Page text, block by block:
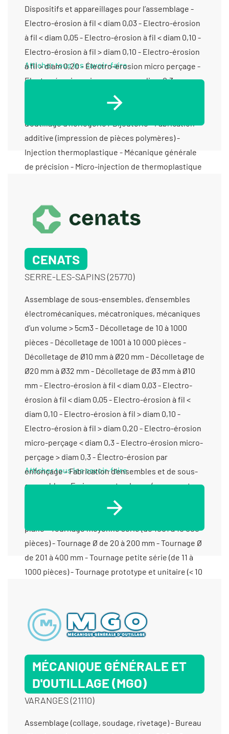
Dispositifs et appareillages pour l’assemblage -
Electro-érosion à fil < diam 0,03 - Electro-érosion
à fil < diam 0,05 - Electro-érosion à fil < diam 0,10 -
Electro-érosion à fil > diam 0,10 - Electro-érosion
à fil > diam 0,20 - Électro-érosion micro perçage -
Electro-érosion micro-perçage < diam 0,3 -
Electro-érosion micro-perçage > diam 0,3 -
Électro-érosion par enfonçage - Fabricant
d’outillage d’horlogerie / Bijouterie - Fabrication
additive (impression de pièces polymères) -
Injection thermoplastique - Mécanique générale
de précision - Micro-injection de thermoplastique
Rectification cylindrique inter - Rectification
plane - Surmoulage - Système robot vision
Afficher tous les savoir-faire
CENATS
SERRE-LES-SAPINS (25770)
Assemblage de sous-ensembles, d’ensembles électromécaniques, mécatroniques, mécaniques d’un volume > 5cm3 - Décolletage de 10 à 1000 pièces - Décolletage de 1001 à 10 000 pièces - Décolletage de Ø10 mm à Ø20 mm - Décolletage de Ø20 mm à Ø32 mm - Décolletage de Ø3 mm à Ø10 mm - Electro-érosion à fil < diam 0,03 - Electro-érosion à fil < diam 0,05 - Electro-érosion à fil < diam 0,10 - Electro-érosion à fil > diam 0,10 - Electro-érosion à fil > diam 0,20 - Electro-érosion micro-perçage < diam 0,3 - Electro-érosion micro-perçage > diam 0,3 - Électro-érosion par enfonçage - Fabrication d’ensembles et de sous-ensembles - Fraisage proto - Laser (gravure et marquage) - Mécanique générale de précision - Parachèvement (finition de bords) - Rectification plane - Tournage moyenne série (de 1001 à 10 000 pièces) - Tournage Ø de 20 à 200 mm - Tournage Ø de 201 à 400 mm - Tournage petite série (de 11 à 1000 pièces) - Tournage prototype et unitaire (< 10 pièces) - Usinage / 3 axes / moyenne série (de 1001 à 10 000 pièces) > 1000 cm3 - Usinage / 3 axes / moyenne série (de 1001 à 10 000 pièces) entre 350 cm3 et 1000 cm3 - Usinage / 3 axes /petite série (de 10 à 1000 pièces) < 350 cm3 - Usinage / 3 axes /petite série (de 10 à 1000 pièces) > 1000 cm3 - Usinage / 3 axes /petite série (de 10 à 1000 pièces) entre 350 cm3 et 1000 cm3 - Usinage / 3 axes /prototype et unitaire (< 10 pièces) < 350 cm3 - Usinage / 3 axes /prototype et unitaire (< 10 pièces) > 1000 cm3 - Usinage / 3 axes /prototype et unitaire (< 10 pièces) entre 350 cm3 et 1000 cm3 - Usinage / 4 axes / moyenne série (de 1001 à 10 000 pièces) < 350 cm3 - Usinage / 4 axes / moyenne série (de 1001 à 10 000 pièces) entre 350 cm3 et 1000 cm3 - Usinage / 4 axes /petite série (de 10 à 1000 pièces) < 350 cm3 -
Afficher tous les savoir-faire
MÉCANIQUE GÉNÉRALE ET
D'OUTILLAGE (MGO)
VARANGES (21110)
Assemblage (collage, soudage, rivetage) - Bureau d'études (mise en place de solutions CAO) - Co-développement de produits - Conception et fabrication d’outillage de produits complexes - Contrôle dimensionnel - Dégraissage / Nettoyage / Lavage - Ébavurage technique - Électro-érosion par enfonçage - Emballage et conditionnement - Fabricant d'équipements de levage - Fabricant de machines spéciales - Fabrication d’ensembles et de sous-ensembles - Fabrication de châssis et bâtis mécano-soudés - Fabrication de sous-ensembles et d'ensembles pour machines spéciales - Filetage - Fraisage grandes dimensions - Fraisage horizontal - Fraisage proto - Fraisage série - Fraisage vertical - Gabarit de contrôle/ Maquette de contrôle - Gravure - Machines spéciales d’assemblage (auto / semi-auto) - Maintenance machines spéciales - Mécanique générale de précision - Mécano soudure - Métrologie avec contact (palpage) - Usage interne - Montage d’usinages - Perçage - Rectification plane - Sablage - Taraudage - Tournage 2 axes - Tournage 3 axes - Tournage 4 axes - Tournage multifonctions - Tournage Ø 401 mm à 1000 mm - Tournage Ø de 20 à 200 mm - Tournage Ø de 201 à 400 mm -